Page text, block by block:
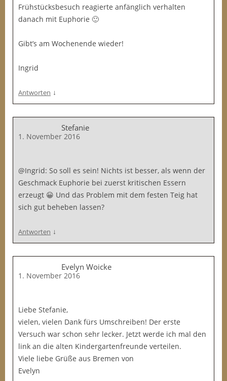
Frühstücksbesuch reagierte anfänglich verhalten
danach mit Euphorie 🙂
Gibt’s am Wochenende wieder!
Ingrid
Antworten ↓
Stefanie
1. November 2016
@Ingrid: So soll es sein! Nichts ist besser, als wenn der
Geschmack Euphorie bei zuerst kritischen Essern
erzeugt 😀 Und das Problem mit dem festen Teig hat
sich gut beheben lassen?
Antworten ↓
Evelyn Woicke
1. November 2016
Liebe Stefanie,
vielen, vielen Dank fürs Umschreiben! Der erste
Versuch war schon sehr lecker. Jetzt werde ich mal den
link an die alten Kindergartenfreunde verteilen.
Viele liebe Grüße aus Bremen von
Evelyn